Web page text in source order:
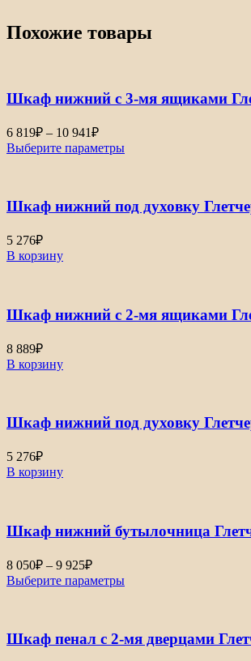
Похожие товары
Шкаф нижний с 3-мя ящиками
6 819₽ – 10 941₽Диапазон
цен:
6
10
Выберите параметры
Шкаф нижний под духовку
5 276₽
В корзину
Шкаф нижний с 2-мя ящиками
8 889₽
В корзину
Шкаф нижний под духовку
5 276₽
В корзину
Шкаф нижний бутылочница
8 050₽ – 9 925₽Диапазон
цен:
8
9
Выберите параметры
Шкаф пенал с 2-мя дверцами